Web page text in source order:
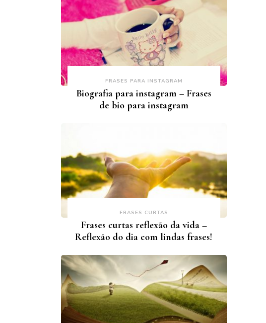
FRASES PARA INSTAGRAM
Biografia para instagram – Frases
de bio para instagram
FRASES CURTAS
Frases curtas reflexão da vida –
Reflexão do dia com lindas frases!